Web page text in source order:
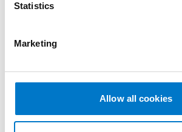
Statistics
Marketing
Allow all cookies
Code article: 31606
L'un des plus petits haut-parleur
facilitée.